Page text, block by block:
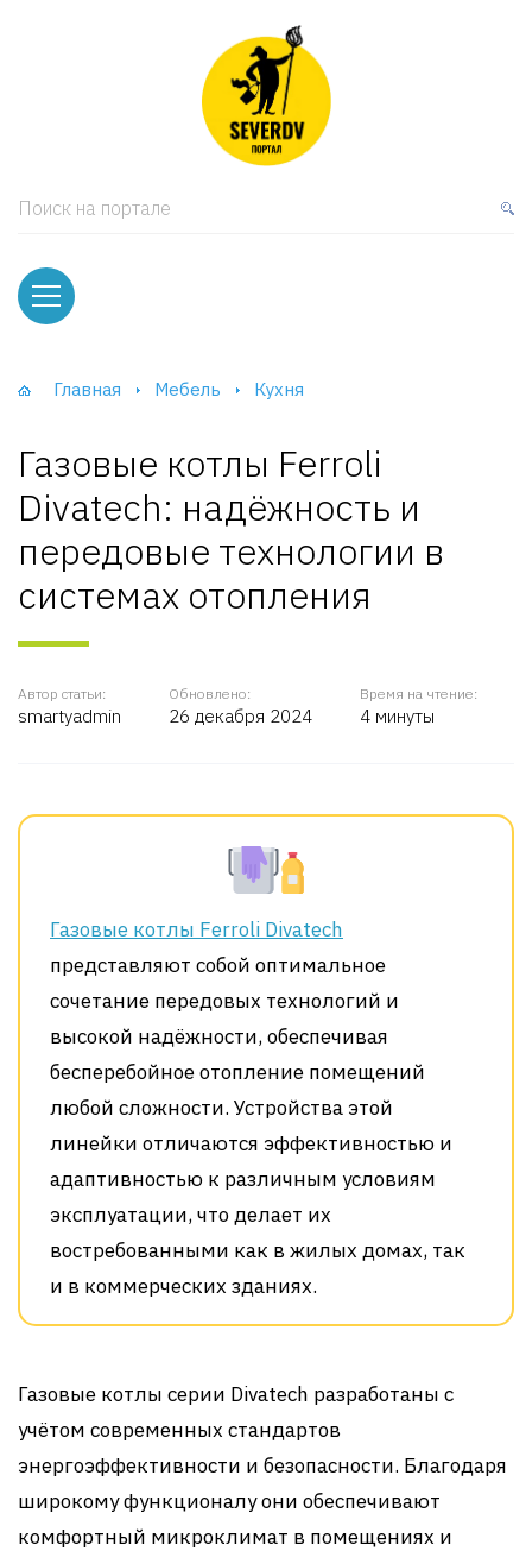
Поиск на портале
Главная Мебель Кухня
Газовые котлы Ferroli
Divatech: надёжность и
передовые технологии в
системах отопления
Автор статьи:
smartyadmin
Обновлено:
26 декабря 2024
Время на чтение:
4 минуты
Газовые котлы Ferroli Divatech
представляют собой оптимальное
сочетание передовых технологий и
высокой надёжности, обеспечивая
бесперебойное отопление помещений
любой сложности. Устройства этой
линейки отличаются эффективностью и
адаптивностью к различным условиям
эксплуатации, что делает их
востребованными как в жилых домах, так
и в коммерческих зданиях.
Газовые котлы серии Divatech разработаны с
учётом современных стандартов
энергоэффективности и безопасности. Благодаря
широкому функционалу они обеспечивают
комфортный микроклимат в помещениях и
и тумбы